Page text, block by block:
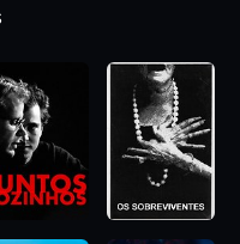
obra de Tomás Gutiérrez
ao Oscar de Melhor Filme
indicação de Cuba ao